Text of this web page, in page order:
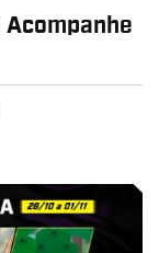
Acompanhe